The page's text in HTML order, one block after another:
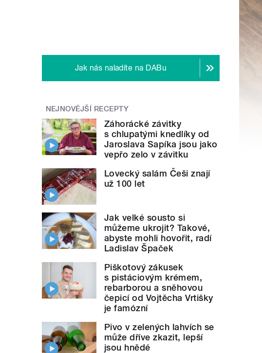
Jak nás naladíte na DABu
NEJNOVĚJŠÍ RECEPTY
Záhorácké závitky
s chlupatými knedlíky od
Jaroslava Sapíka jsou jako
vepřo zelo v závitku
Lovecký salám Češi znají
už 100 let
Jak velké sousto si
můžeme ukrojit? Takové,
abyste mohli hovořit, radí
Ladislav Špaček
Piškotový zákusek
s pistáciovým krémem,
rebarborou a sněhovou
čepicí od Vojtěcha Vrtišky
je famózní
Pivo v zelených lahvích se
může dříve zkazit, lepší
jsou hnědé